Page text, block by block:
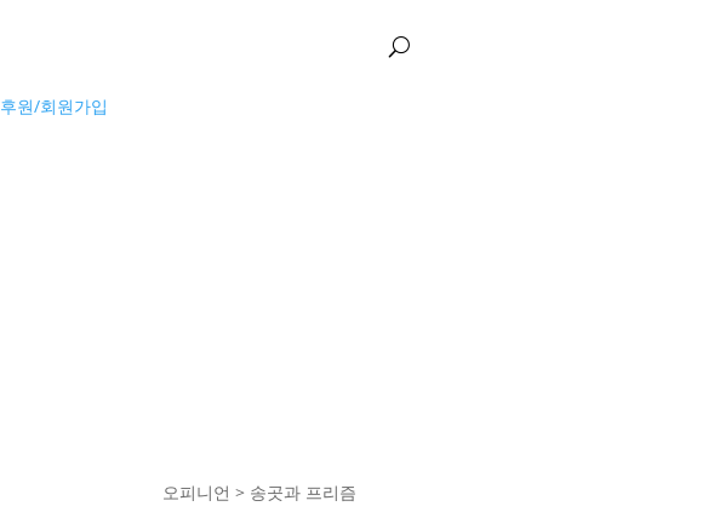
후원/회원가입
오피니언 > 송곳과 프리즘